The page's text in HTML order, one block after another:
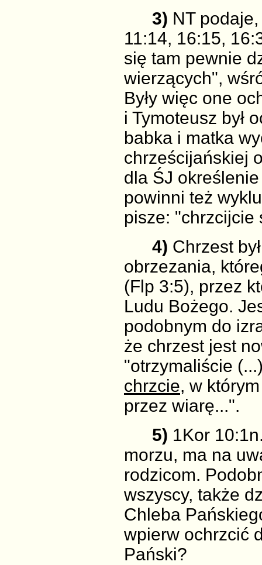
3) NT
11:14, 16:15,
się tam pewnie
wierzących",
Były więc one
i Tymoteusz był
babka i matka
chrześcijańskiej
dla ŚJ
powinni też
pisze: "chrzcijcie
4) Chrzest
obrzezania,
(Flp 3:5), przez
Ludu Bożego.
podobnym do
że chrzest jest
"otrzymaliście
chrzcie, w
przez wiarę...".
5) 1Kor
morzu, ma na
rodzicom.
wszyscy, także
Chleba
wpierw ochrzcić
Pański?